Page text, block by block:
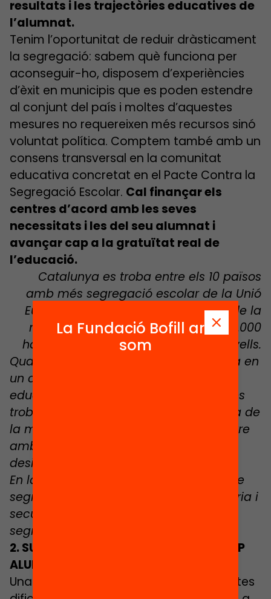
resultats i les trajectòries educatives de
l’alumnat.
Tenim l’oportunitat de reduir dràsticament
la segregació: sabem què funciona per
aconseguir-ho, disposem d’experiències
d’èxit en municipis que es poden estendre
al conjunt del país i moltes d’aquestes
mesures no requereixen més recursos sinó
voluntat política. Comptem també amb un
consens transversal en la comunitat
educativa concretat en el Pacte Contra la
Segregació Escolar. Cal finançar els
centres d’acord amb les seves
necessitats i les del seu alumnat i
avançar cap a la gratuïtat real de
l’educació.
Catalunya es troba entre els 10 països
amb més segregació escolar de la Unió
Europea i en els últims 5 anys més de la
meitat dels municipis de més de 10.000
habitants han empitjorat els seus nivells.
Quan l’alumnat vulnerable s’escolaritza en
un centre segregat, els seus resultats
educatius als 15 anys evidencien que es
troba formativament tres anys per sota de
la mitjana. En canvi, quan va a un centre
amb diversitat d’alumnat, aquesta
desigualtat es redueix a 0,5 anys.
En la majoria de municipis els nivells de
segregació escolar a l’educació primària i
secundària superen els nivells de
segregació urbana.
2. SUPORT EDUCATIU PER NO DEIXAR CAP
ALUMNE ENRERE
Una part important de l’alumnat té moltes
La Fundació Bofill ara
som